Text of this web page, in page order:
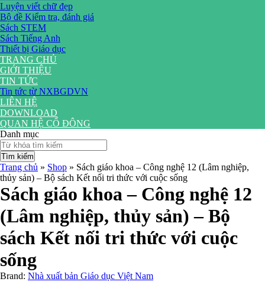
Luyện viết chữ đẹp
Bộ đề Kiểm tra, đánh giá
Sách STEM
Sách Tiếng Anh
Thiết bị Giáo dục
TRANG CHỦ
GIỚI THIỆU
TIN TỨC
Tin tức từ NXBGDVN
LIÊN HỆ
DOWNLOAD
QUAN HỆ CỔ ĐÔNG
Danh mục
Tìm kiếm
Trang chủ » Shop » Sách giáo khoa – Công nghệ 12 (Lâm nghiệp,
thủy sản) – Bộ sách Kết nối tri thức với cuộc sống
Sách giáo khoa – Công nghệ 12
(Lâm nghiệp, thủy sản) – Bộ
sách Kết nối tri thức với cuộc
sống
Brand: Nhà xuất bản Giáo dục Việt Nam